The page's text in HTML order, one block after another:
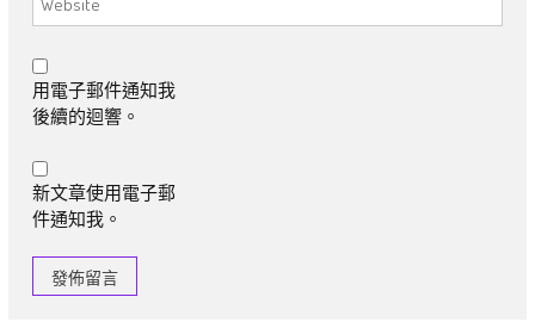
用電子郵件通知我
後續的迴響。
新文章使用電子郵
件通知我。